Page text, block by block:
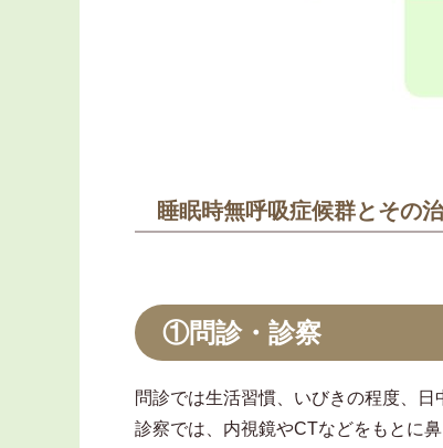
睡眠時無呼吸症候群とその
①問診・診察
問診では生活習慣、いびきの程度、
診察では、内視鏡やCTなどをもとに